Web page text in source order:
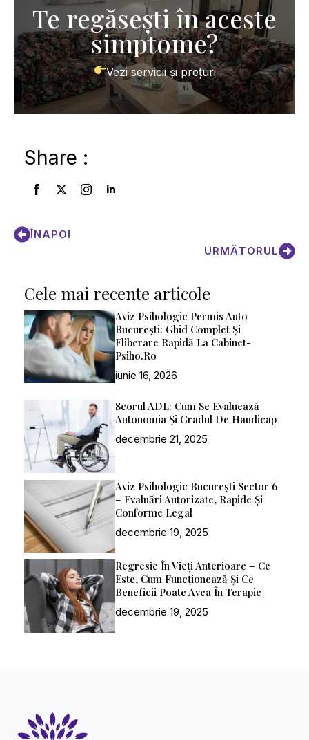
Te regăsești în aceste
simptome?
Vezi servicii și prețuri
Share :
ÎNAPOI
URMĂTORUL
Cele mai recente articole
Aviz Psihologic Permis Auto
București: Ghid Complet Și
Eliberare Rapidă La Cabinet-
Psiho.ro
iunie 16, 2026
Scorul ADL: Cum Se Evaluează
Autonomia Și Gradul De Handicap
decembrie 21, 2025
Aviz Psihologic București Sector 6
– Evaluări Autorizate, Rapide Și
Conforme Legal
decembrie 19, 2025
Regresie În Vieți Anterioare – Ce
Este, Cum Funcționează Și Ce
Beneficii Poate Avea În Terapie
decembrie 19, 2025